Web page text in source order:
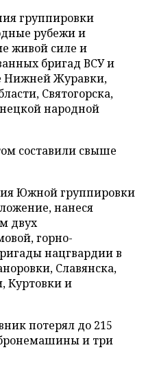
группировки
рубежи и
живой силе и
бригад ВСУ и
Нижней Журавки,
Святогорска,
народной
составили свыше
Южной группировки
нанеся
двух
горно-
нацгвардии в
Славянска,
Куртовки и
потерял до 215
и три